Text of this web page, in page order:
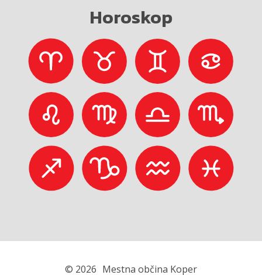
Horoskop
© 2026 Mestna občina Koper